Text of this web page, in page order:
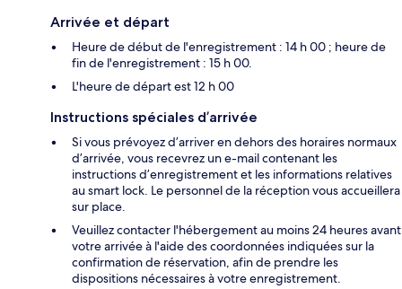
Arrivée et départ
Heure de début de l'enregistrement : 14 h 00 ; heure de
fin de l'enregistrement : 15 h 00.
L'heure de départ est 12 h 00
Instructions spéciales d’arrivée
Si vous prévoyez d’arriver en dehors des horaires normaux
d’arrivée, vous recevrez un e-mail contenant les
instructions d’enregistrement et les informations relatives
au smart lock. Le personnel de la réception vous accueillera
sur place.
Veuillez contacter l'hébergement au moins 24 heures avant
votre arrivée à l'aide des coordonnées indiquées sur la
confirmation de réservation, afin de prendre les
dispositions nécessaires à votre enregistrement.